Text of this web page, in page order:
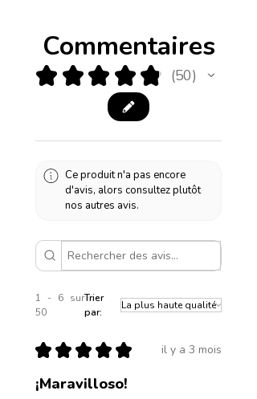
Commentaires
★ ★ ★ ★ ★ 50
50
Ce produit n'a pas encore
d'avis, alors consultez plutôt
nos autres avis.
1 - 6 sur
50
Trier
par:
★ ★ ★ ★ ★ il y a 3 mois
¡Maravilloso!